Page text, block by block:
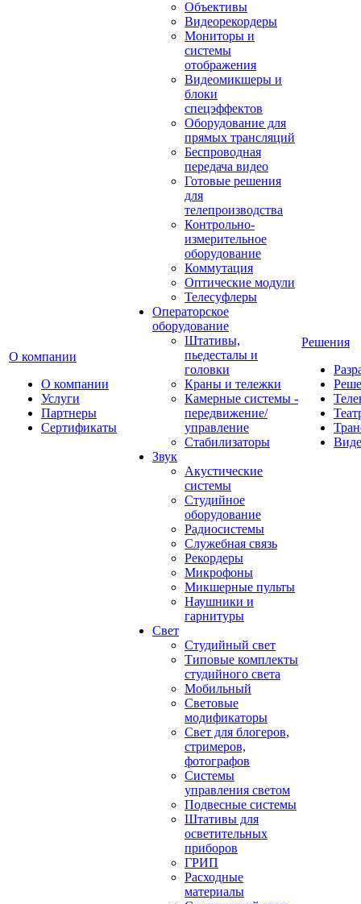
О компании
О компании
Услуги
Партнеры
Сертификаты
Объективы
Видеорекордеры
Мониторы и
системы
отображения
Видеомикшеры и
блоки
спецэффектов
Оборудование для
прямых трансляций
Беспроводная
передача видео
Готовые решения
для
телепроизводства
Контрольно-
измерительное
оборудование
Коммутация
Оптические модули
Телесуфлеры
Операторское
оборудование
Штативы,
пьедесталы и
головки
Краны и тележки
Камерные системы -
передвижение/
управление
Стабилизаторы
Звук
Акустические
системы
Студийное
оборудование
Радиосистемы
Служебная связь
Рекордеры
Микрофоны
Микшерные пульты
Наушники и
гарнитуры
Свет
Студийный свет
Типовые комплекты
студийного света
Мобильный
Световые
модификаторы
Свет для блогеров,
стримеров,
фотографов
Системы
управления светом
Подвесные системы
Штативы для
осветительных
приборов
ГРИП
Расходные
материалы
Решения